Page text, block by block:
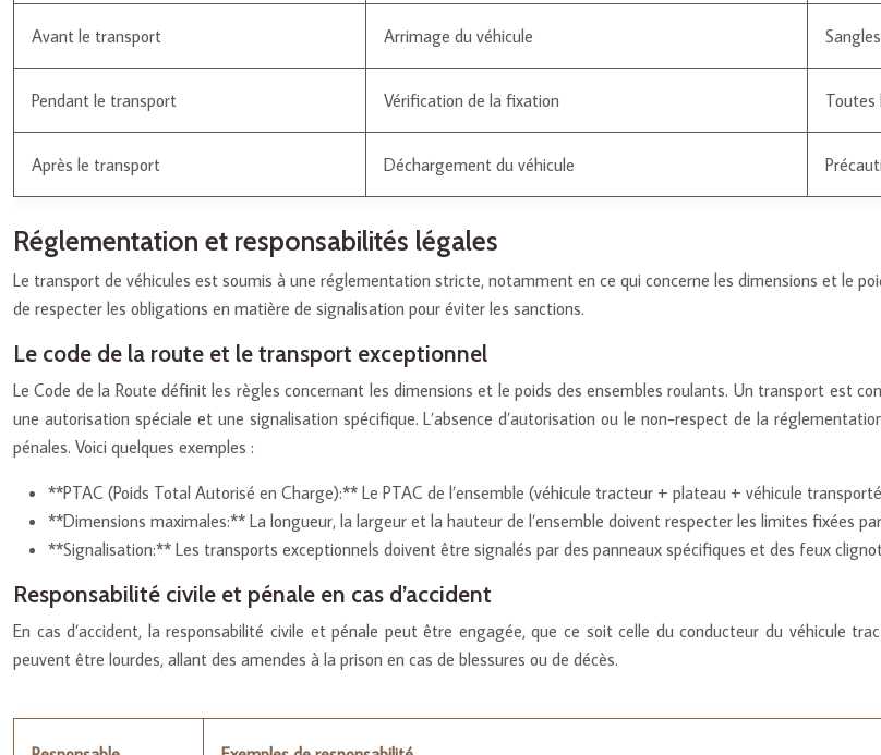
Avant le transport Arrimage du véhicule
Pendant le transport Vérification de la fixation Toutes
Après le transport Déchargement du véhicule
Réglementation et responsabilités légales
Le transport de véhicules est soumis à une réglementation stricte, notamment en ce qui concerne les dimensions et le
de respecter les obligations en matière de signalisation pour éviter les sanctions.
Le code de la route et le transport exceptionnel
Le Code de la Route définit les règles concernant les dimensions et le poids des ensembles roulants. Un transport est
une autorisation spéciale et une signalisation spécifique. L’absence d’autorisation ou le non-respect de la
pénales. Voici quelques exemples :
**PTAC (Poids Total Autorisé en Charge):** Le PTAC de l’ensemble (véhicule tracteur + plateau + véhicule
**Dimensions maximales:** La longueur, la largeur et la hauteur de l’ensemble doivent respecter les limites fixées
**Signalisation:** Les transports exceptionnels doivent être signalés par des panneaux spécifiques et des feux
Responsabilité civile et pénale en cas d’accident
En cas d’accident, la responsabilité civile et pénale peut être engagée, que ce soit celle du conducteur du véhicule
peuvent être lourdes, allant des amendes à la prison en cas de blessures ou de décès.